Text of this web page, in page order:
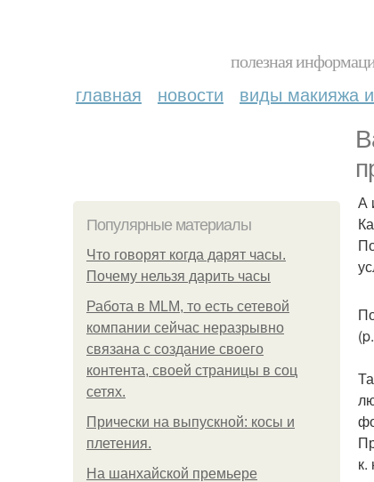
полезная
главная новости виды макияжа
Популярные материалы
Что говорят когда дарят часы.
Почему нельзя дарить часы
Работа в MLM, то есть сетевой
компании сейчас неразрывно
связана с создание своего
контента, своей страницы в соц
сетях.
Прически на выпускной: косы и
плетения.
На шанхайской премьере
А